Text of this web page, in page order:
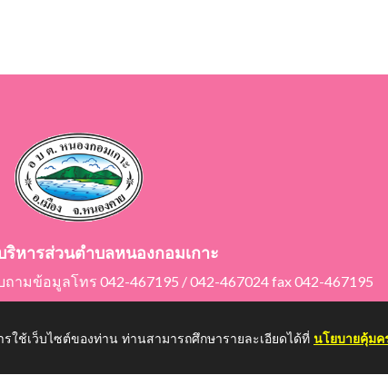
ริหารส่วนตำบลหนองกอมเกาะ
มข้อมูลโทร 042-467195 / 042-467024 fax 042-467195
ช้เว็บไซต์ของท่าน ท่านสามารถศึกษารายละเอียดได้ที่ นโยบายคุ้ม